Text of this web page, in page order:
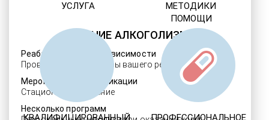
ЛЕЧЕНИЕ АЛКОГОЛИЗМА
Реабилитация алкозависимости
Проверенные ребцентры вашего региона
Мероприятия детоксикации
Стационарное лечение
Несколько программ
УСЛУГА
МЕТОДИКИ
ПОМОЩИ
КВАЛИФИЦИРОВАННЫЙ
ПРОФЕССИОНАЛЬНОЕ